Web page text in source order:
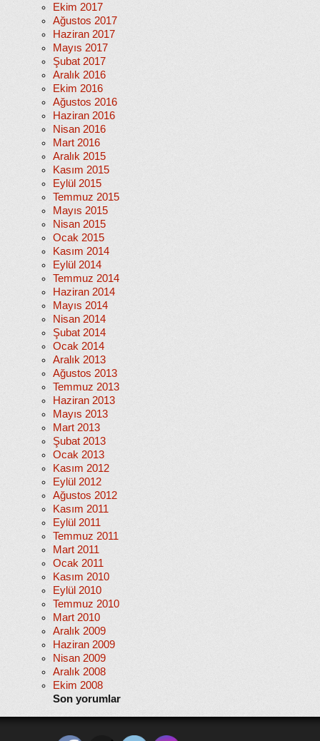
Ekim 2017
Ağustos 2017
Haziran 2017
Mayıs 2017
Şubat 2017
Aralık 2016
Ekim 2016
Ağustos 2016
Haziran 2016
Nisan 2016
Mart 2016
Aralık 2015
Kasım 2015
Eylül 2015
Temmuz 2015
Mayıs 2015
Nisan 2015
Ocak 2015
Kasım 2014
Eylül 2014
Temmuz 2014
Haziran 2014
Mayıs 2014
Nisan 2014
Şubat 2014
Ocak 2014
Aralık 2013
Ağustos 2013
Temmuz 2013
Haziran 2013
Mayıs 2013
Mart 2013
Şubat 2013
Ocak 2013
Kasım 2012
Eylül 2012
Ağustos 2012
Kasım 2011
Eylül 2011
Temmuz 2011
Mart 2011
Ocak 2011
Kasım 2010
Eylül 2010
Temmuz 2010
Mart 2010
Aralık 2009
Haziran 2009
Nisan 2009
Aralık 2008
Ekim 2008
Son yorumlar